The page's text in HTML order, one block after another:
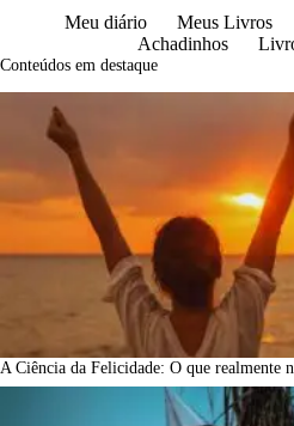
Meu diário Meus Livros
Achadinhos
Conteúdos em destaque
A Ciência da Felicidade: O que realmente